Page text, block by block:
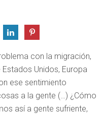
con la migración,
Unidos, Europa
ese sentimiento
a la gente (…) ¿Cómo
así a gente sufriente,